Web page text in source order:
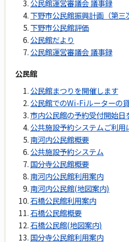
公民館運営審議会 議事録
下野市公民館振興計画（第三
下野市公民館評価
公民館だより
公民館運営審議会 議事録
公民館
公民館まつりを開催します
公民館でのWi-Fiルーターの
市内公民館の予約受付開始日
公共施設予約システムご利用
南河内公民館概要
公共施設予約システム
国分寺公民館概要
南河内公民館利用案内
南河内公民館(地図案内)
石橋公民館利用案内
石橋公民館概要
石橋公民館(地図案内)
国分寺公民館利用案内